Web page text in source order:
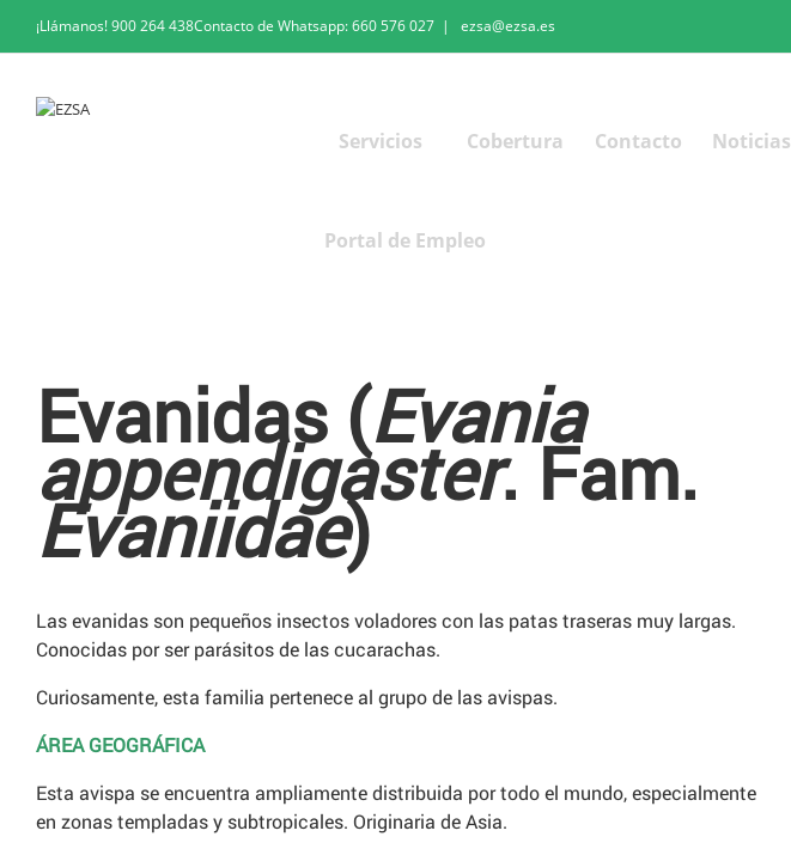
¡Llámanos!900 264 438Contacto de Whatsapp:660 576 027 | ezsa@ezsa.es
Servicios Cobertura Contacto Noticias
Portal de Empleo
Evanidas (Evania
appendigaster. Fam.
Evaniidae)
Las evanidas son pequeños insectos voladores con las patas traseras muy largas.
Conocidas por ser parásitos de las cucarachas.
Curiosamente, esta familia pertenece al grupo de las avispas.
ÁREA GEOGRÁFICA
Esta avispa se encuentra ampliamente distribuida por todo el mundo, especialmente
en zonas templadas y subtropicales. Originaria de Asia.